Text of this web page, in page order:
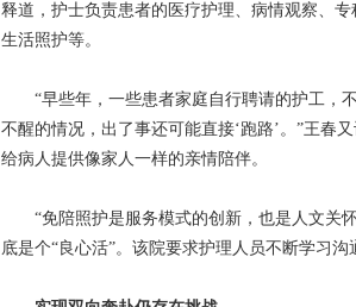
释道，护士负责患者的医疗护理、病情观察、
生活照护等。
“早些年，一些患者家庭自行聘请的护工，不
不醒的情况，出了事还可能直接‘跑路’。”王春
给病人提供像家人一样的亲情陪伴。
“免陪照护是服务模式的创新，也是人文关怀
底是个“良心活”。该院要求护理人员不断学习